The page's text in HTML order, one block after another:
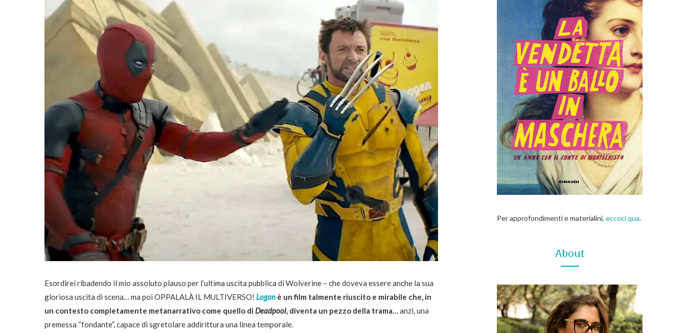
Esordirei ribadendo il mio assoluto plauso per l’ultima uscita pubblica di Wolverine – che doveva essere anche la sua
gloriosa uscita di scena… ma poi OPPALALÀ IL MULTIVERSO! Logan è un film talmente riuscito e mirabile che, in
un contesto completamente metanarrativo come quello di Deadpool, diventa un pezzo della trama…anzi, una
premessa “fondante”, capace di sgretolare addirittura una linea temporale.
Per approfondimenti e materialini, eccoci qua.
About